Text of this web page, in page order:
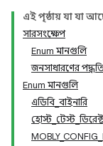
এই পৃষ্ঠায় যা যা
সারসংক্ষেপ
Enum মানগুলি
জনসাধারণের
Enum মানগুলি
এডিবি_বাইনারি